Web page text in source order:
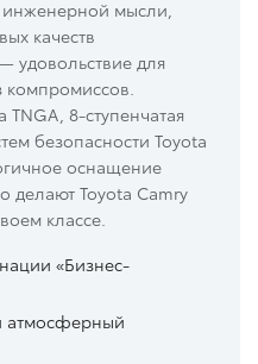
мысли,
качеств
удовольствие для
компромиссов.
8-ступенчатая
безопасности Toyota
оснащение
делают Toyota Camry
классе.
«Бизнес-